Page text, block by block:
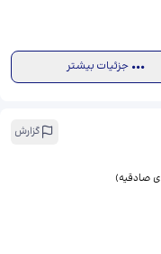
جزئیات بیشتر
گزارش
صادقیه)